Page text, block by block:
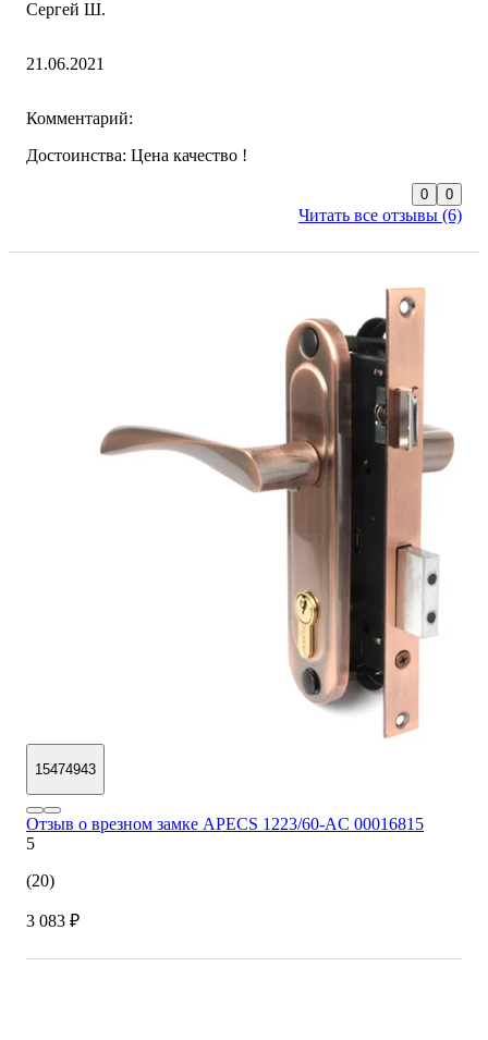
Сергей Ш.
21.06.2021
Комментарий:
Достоинства: Цена качество !
Читать все отзывы (6)
0 0
15474943
Отзыв о врезном замке APECS 1223/60-AC 00016815
5
(20)
3 083 ₽